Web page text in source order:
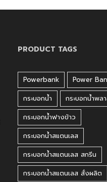
PRODUCT TAGS
Powerbank
Power
กระบอกน้ำ
กระบอกน้ำพล
กระบอกน้ำฟางข้าว
กระบอกน้ำสแตนเลส
กระบอกน้ำสแตนเลส สกรีน
กระบอกน้ำสแตนเลส สั่งผลิต